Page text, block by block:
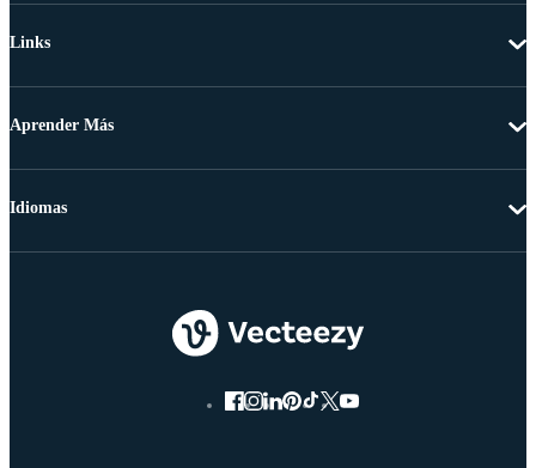
Links
Aprender Más
Idiomas